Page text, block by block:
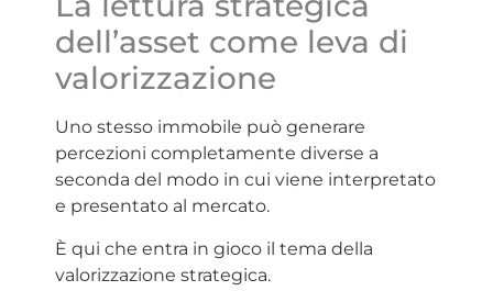
dell’asset come leva di
valorizzazione
Uno stesso immobile può generare
percezioni completamente diverse a
seconda del modo in cui viene interpretato
e presentato al mercato.
È qui che entra in gioco il tema della
valorizzazione strategica.